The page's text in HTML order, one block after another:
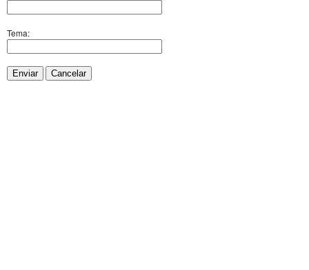
Tema:
Enviar Cancelar